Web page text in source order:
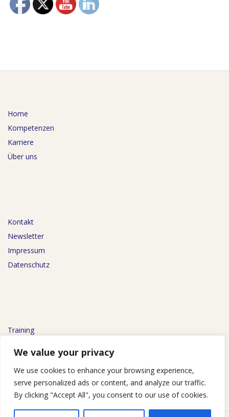
We value your privacy
We use cookies to enhance your browsing experience,
serve personalized ads or content, and analyze our traffic.
By clicking "Accept All", you consent to our use of cookies.
Home
Kompetenzen
Karriere
Über uns
Kontakt
Newsletter
Impressum
Datenschutz
Training
Outsourcing
Referenzen